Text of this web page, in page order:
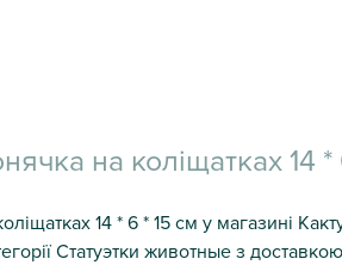
на коліщатках 14 *
14 * 6 * 15 см у магазині
Статуэтки животные з